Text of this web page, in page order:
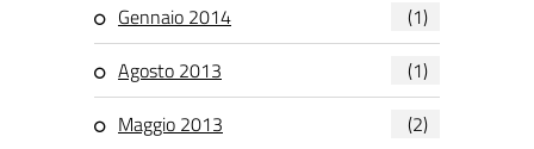
Gennaio 2014
(1)
Agosto 2013
(1)
Maggio 2013
(2)